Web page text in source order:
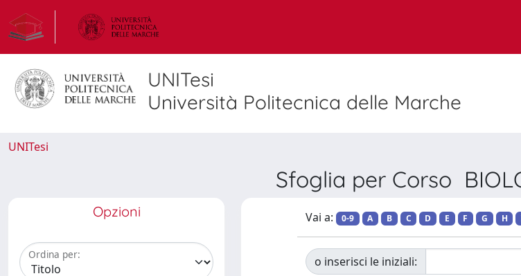
UNITesi
Università Politecnica delle Marche
UNITesi
Sfoglia per Corso
Opzioni
Ordina per:
Vai a: 0-9 A B C D E F G H
o inserisci le iniziali: